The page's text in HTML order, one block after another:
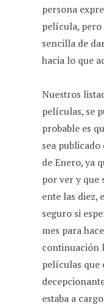
persona
película, pero
sencilla de
hacia lo que
Nuestros
películas, se
probable es
sea
de Enero, ya
por ver y que
ente las diez,
seguro si
mes para
continuación
películas que
estaba a